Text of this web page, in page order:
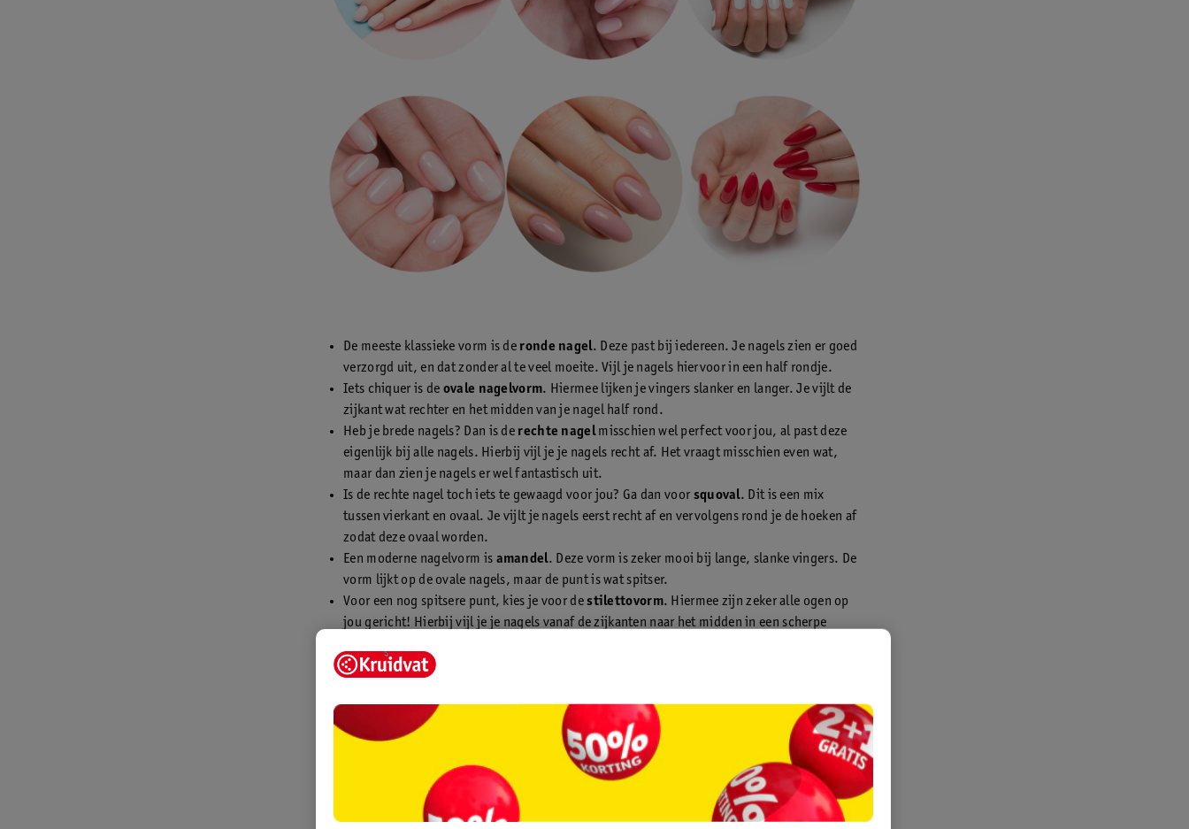
De meeste klassieke vorm is de ronde nagel. Deze past bij iedereen. Je nagels zien er goed
verzorgd uit, en dat zonder al te veel moeite. Vijl je nagels hiervoor in een half rondje.
Iets chiquer is de ovale nagelvorm. Hiermee lijken je vingers slanker en langer. Je vijlt de
zijkant wat rechter en het midden van je nagel half rond.
Heb je brede nagels? Dan is de rechte nagelmisschien wel perfect voor jou, al past deze
eigenlijk bij alle nagels. Hierbij vijl je je nagels recht af. Het vraagt misschien even wat,
maar dan zien je nagels er wel fantastisch uit.
Is de rechte nagel toch iets te gewaagd voor jou? Ga dan voor squoval. Dit is een mix
tussen vierkant en ovaal. Je vijlt je nagels eerst recht af en vervolgens rond je de hoeken af
zodat deze ovaal worden.
Een moderne nagelvorm is amandel. Deze vorm is zeker mooi bij lange, slanke vingers. De
vorm lijkt op de ovale nagels, maar de punt is wat spitser.
Voor een nog spitsere punt, kies je voor destilettovorm. Hiermee zijn zeker alle ogen op
jou gericht! Hierbij vijl je je nagels vanaf de zijkanten naar het midden in een scherpe
Verschillende nagelvijlen
Heb je de vorm gekozen die bij jou past? Dan kun je nu bijna aan de slag. Maar eerst heb je
nog een nagelvijl nodig. En deze heb je in heel veel soorten en maten. De belangrijkste
De vorm en kleur van je nagelvijl